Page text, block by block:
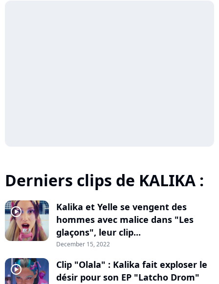
Derniers clips de KALIKA :
player2
Kalika et Yelle se vengent des
hommes avec malice dans "Les
glaçons", leur clip...
December 15, 2022
player2
Clip "Olala" : Kalika fait exploser le
désir pour son EP "Latcho Drom"